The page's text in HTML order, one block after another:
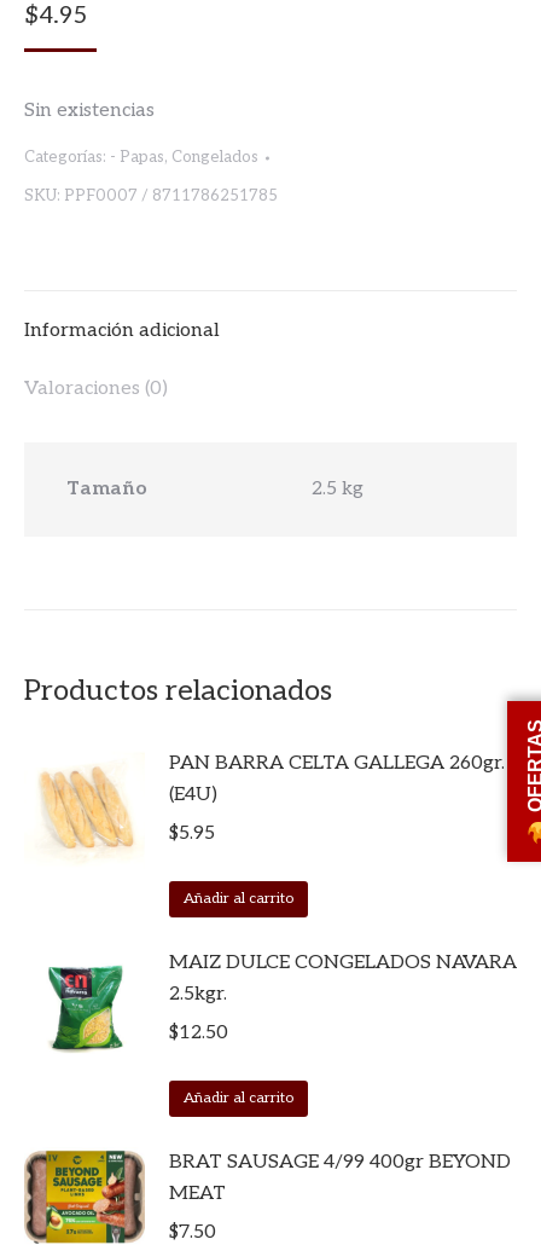
$4.95
Sin existencias
Categorías: - Papas, Congelados
SKU: PPF0007 / 8711786251785
Información adicional
Valoraciones (0)
Tamaño 2.5 kg
Productos relacionados
PAN BARRA CELTA GALLEGA 260gr.
(E4U)
$5.95
Añadir al carrito
MAIZ DULCE CONGELADOS NAVARA
2.5kgr.
$12.50
Añadir al carrito
BRAT SAUSAGE 4/99 400gr BEYOND
MEAT
$7.50